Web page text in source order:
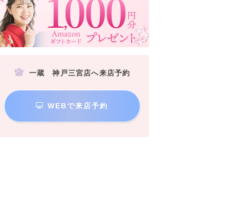
一蔵 神戸三宮店へ来店予約
WEBで来店予約